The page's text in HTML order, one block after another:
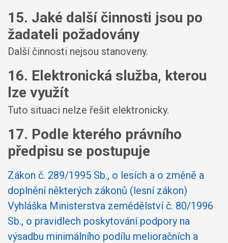
15. Jaké další činnosti jsou po
žadateli požadovány
Další činnosti nejsou stanoveny.
16. Elektronická služba, kterou
lze využít
Tuto situaci nelze řešit elektronicky.
17. Podle kterého právního
předpisu se postupuje
Zákon č. 289/1995 Sb., o lesích a o změně a
doplnění některých zákonů (lesní zákon)
Vyhláška Ministerstva zemědělství č. 80/1996
Sb., o pravidlech poskytování podpory na
výsadbu minimálního podílu melioračních a